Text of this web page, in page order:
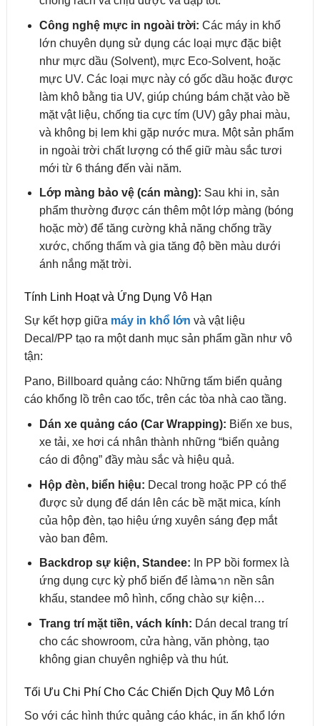
Công nghệ mực in ngoài trời: Các máy in khổ
lớn chuyên dụng sử dụng các loại mực đặc biệt
như mực dầu (Solvent), mực Eco-Solvent, hoặc
mực UV. Các loại mực này có gốc dầu hoặc được
làm khô bằng tia UV, giúp chúng bám chặt vào bề
mặt vật liệu, chống tia cực tím (UV) gây phai màu,
và không bị lem khi gặp nước mưa. Một sản phẩm
in ngoài trời chất lượng có thể giữ màu sắc tươi
mới từ 6 tháng đến vài năm.
Lớp màng bảo vệ (cán màng): Sau khi in, sản
phẩm thường được cán thêm một lớp màng (bóng
hoặc mờ) để tăng cường khả năng chống trầy
xước, chống thấm và gia tăng độ bền màu dưới
ánh nắng mặt trời.
Tính Linh Hoạt và Ứng Dụng Vô Hạn
Sự kết hợp giữa máy in khổ lớn và vật liệu
Decal/PP tạo ra một danh mục sản phẩm gần như vô
tận:
Pano, Billboard quảng cáo: Những tấm biển quảng
cáo khổng lồ trên cao tốc, trên các tòa nhà cao tầng.
Dán xe quảng cáo (Car Wrapping): Biến xe bus,
xe tải, xe hơi cá nhân thành những “biển quảng
cáo di động” đầy màu sắc và hiệu quả.
Hộp đèn, biển hiệu: Decal trong hoặc PP có thể
được sử dụng để dán lên các bề mặt mica, kính
của hộp đèn, tạo hiệu ứng xuyên sáng đẹp mắt
vào ban đêm.
Backdrop sự kiện, Standee: In PP bồi formex là
ứng dụng cực kỳ phổ biến để làmฉาก nền sân
khấu, standee mô hình, cổng chào sự kiện…
Trang trí mặt tiền, vách kính: Dán decal trang trí
cho các showroom, cửa hàng, văn phòng, tạo
không gian chuyên nghiệp và thu hút.
Tối Ưu Chi Phí Cho Các Chiến Dịch Quy Mô Lớn
So với các hình thức quảng cáo khác, in ấn khổ lớn